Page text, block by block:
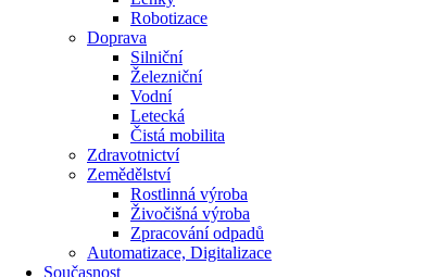
Robotizace
Doprava
Silniční
Železniční
Vodní
Letecká
Čistá mobilita
Zdravotnictví
Zemědělství
Rostlinná výroba
Živočišná výroba
Zpracování odpadů
Automatizace, Digitalizace
Současnost